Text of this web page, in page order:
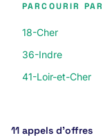
PARCOURIR
18-Cher
36-Indre
41-Loir-et-Cher
11 appels d’offres